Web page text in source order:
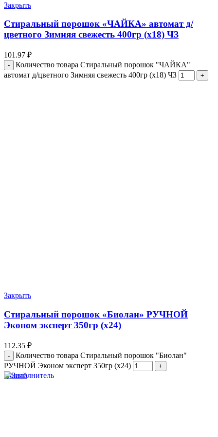
Закрыть
Стиральный порошок «ЧАЙКА» автомат д/
цветного Зимняя свежесть 400гр (х18) ЧЗ
101.97 ₽
Количество товара Стиральный порошок "ЧАЙКА"
автомат д/цветного Зимняя свежесть 400гр (х18) ЧЗ
Закрыть
Стиральный порошок «Биолан» РУЧНОЙ
Эконом эксперт 350гр (х24)
112.35 ₽
Количество товара Стиральный порошок "Биолан"
РУЧНОЙ Эконом эксперт 350гр (х24)
Новый